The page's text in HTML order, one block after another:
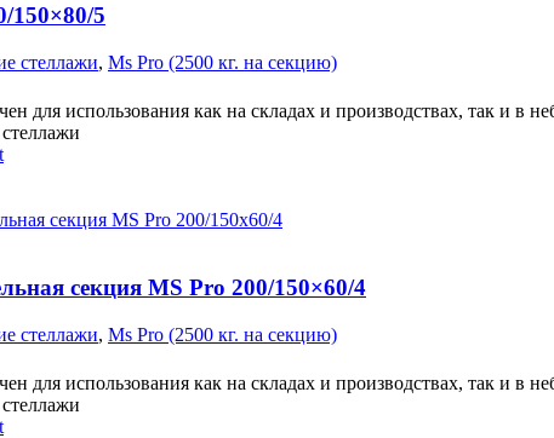
150×80/5
стеллажи, Ms Pro (2500 кг. на секцию)
для использования как на складах и производствах, так и в
секция MS Pro 200/150×60/4
стеллажи, Ms Pro (2500 кг. на секцию)
для использования как на складах и производствах, так и в